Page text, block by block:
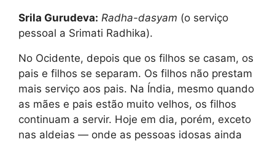
Srila Gurudeva: Radha-dasyam (o serviço
pessoal a Srimati Radhika).
No Ocidente, depois que os filhos se casam, os
pais e filhos se separam. Os filhos não prestam
mais serviço aos pais. Na Índia, mesmo quando
as mães e pais estão muito velhos, os filhos
continuam a servir. Hoje em dia, porém, exceto
nas aldeias — onde as pessoas idosas ainda